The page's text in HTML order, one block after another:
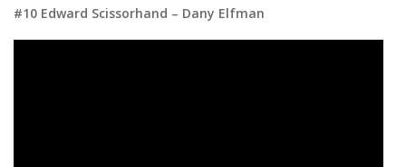
#10 Edward Scissorhand – Dany Elfman